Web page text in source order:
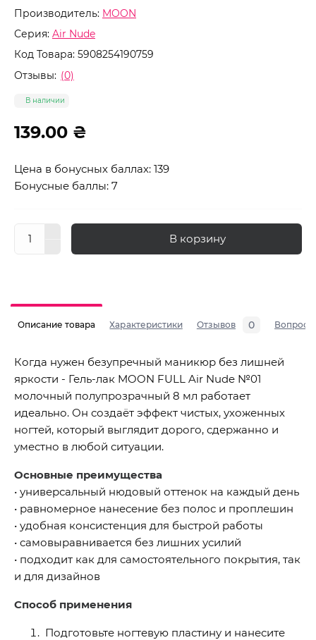
Производитель: MOON
Серия: Air Nude
Код Товара: 5908254190759
Отзывы: (0)
В наличии
139.00 ₴
Цена в бонусных баллах: 139
Бонусные баллы: 7
В корзину
Описание товара Характеристики Отзывов 0 Вопросы
Когда нужен безупречный маникюр без лишней
яркости - Гель-лак MOON FULL Air Nude №01
молочный полупрозрачный 8 мл работает
идеально. Он создаёт эффект чистых, ухоженных
ногтей, который выглядит дорого, сдержанно и
уместно в любой ситуации.
Основные преимущества
• универсальный нюдовый оттенок на каждый день
• равномерное нанесение без полос и проплешин
• удобная консистенция для быстрой работы
• самовыравнивается без лишних усилий
• подходит как для самостоятельного покрытия, так
и для дизайнов
Способ применения
Подготовьте ногтевую пластину и нанесите